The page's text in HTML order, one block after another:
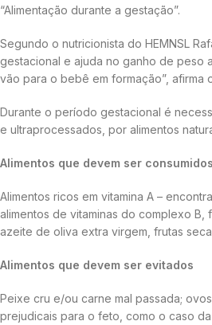
“Alimentação durante a gestação”.
Segundo o nutricionista do HEMNSL
gestacional e ajuda no ganho de peso
vão para o bebê em formação”,
Durante o período gestacional é
e ultraprocessados, por alimentos
Alimentos que devem ser consumidos
Alimentos ricos em vitamina A –
alimentos de vitaminas do complexo B,
azeite de oliva extra virgem, frutas
Alimentos que devem ser evitados
Peixe cru e/ou carne mal passada;
prejudicais para o feto, como o caso